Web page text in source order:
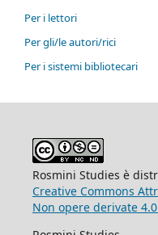
Per i lettori
Per gli/le autori/rici
Per i sistemi bibliotecari
Rosmini Studies è
Creative Commons
Non opere derivate